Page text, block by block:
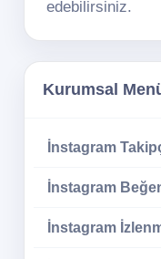
edebilirsiniz.
Kurumsal
İnstagram
İnstagram
İnstagram